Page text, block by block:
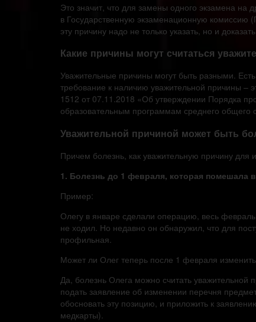
Это значит, что для замены одного экзамена на
в Государственную экзаменационную комиссию
эту причину надо не только указать, но и
Какие причины могут считаться
Уважительные причины могут быть разными.
требование к наличию уважительной причины –
1512 от 07.11.2018 «Об утверждении Порядка
образовательным программам среднего общего
Уважительной причиной может быть
Причем болезнь, как уважительную причину
1. Болезнь до 1 февраля, которая помешала
Пример:
Олегу в январе сделали операцию, весь
не ходил. Но недавно он обнаружил, что для
профильная.
Может ли Олег теперь после 1 февраля
Да, болезнь Олега можно считать уважительной
подать заявление об изменении перечня
обосновать эту позицию, и приложить к
медкарты).